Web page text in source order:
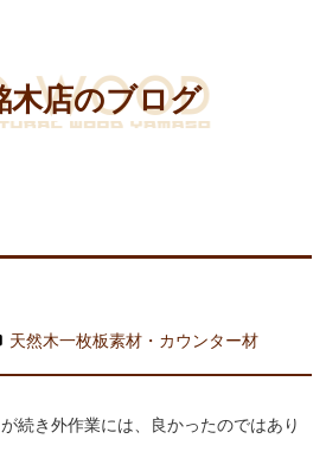
木店のブログ
天然木一枚板素材・カウンター材
続き外作業には、良かったのではあり